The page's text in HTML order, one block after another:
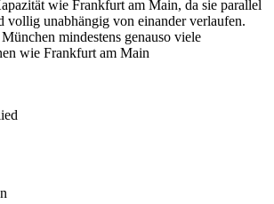
wie Frankfurt am Main, da sie parallel
vollig unabhängig von einander verlaufen.
mindestens genauso viele
wie Frankfurt am Main